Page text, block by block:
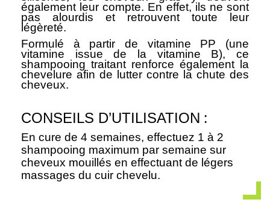
également leur compte. En effet, ils ne sont
pas alourdis et retrouvent toute leur
légèreté.
Formulé à partir de vitamine PP (une
vitamine issue de la vitamine B), ce
shampooing traitant renforce également la
chevelure afin de lutter contre la chute des
cheveux.
CONSEILS D’UTILISATION :
En cure de 4 semaines, effectuez 1 à 2
shampooing maximum par semaine sur
cheveux mouillés en effectuant de légers
massages du cuir chevelu.